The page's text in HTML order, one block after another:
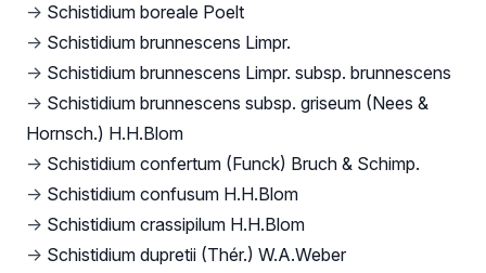
→ Schistidium boreale Poelt
→ Schistidium brunnescens Limpr.
→ Schistidium brunnescens Limpr. subsp. brunnescens
→ Schistidium brunnescens subsp. griseum (Nees &
Hornsch.) H.H.Blom
→ Schistidium confertum (Funck) Bruch & Schimp.
→ Schistidium confusum H.H.Blom
→ Schistidium crassipilum H.H.Blom
→ Schistidium dupretii (Thér.) W.A.Weber